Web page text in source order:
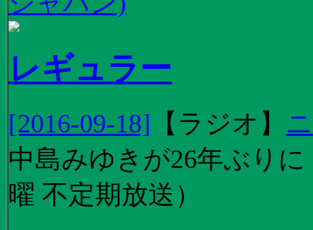
レギュラー
[2016-09-18] 【 ラジオ 】
中島みゆきが26年ぶり
曜 不定期放送）